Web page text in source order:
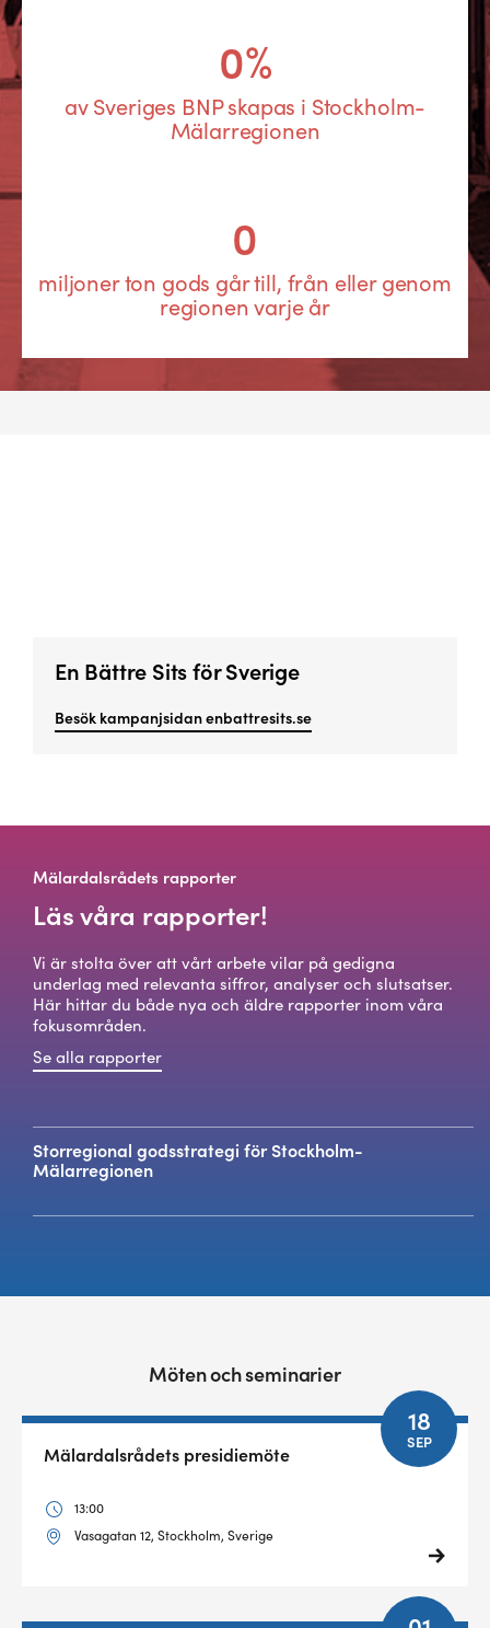
0%
av Sveriges BNP skapas i Stockholm-
Mälarregionen
0
miljoner ton gods går till, från eller genom
regionen varje år
En Bättre Sits för Sverige
Besök kampanjsidan enbattresits.se
Mälardalsrådets rapporter
Läs våra rapporter!
Vi är stolta över att vårt arbete vilar på gedigna
underlag med relevanta siffror, analyser och slutsatser.
Här hittar du både nya och äldre rapporter inom våra
fokusområden.
Se alla rapporter
Storregional godsstrategi för Stockholm-
Mälarregionen
Möten och seminarier
18
SEP
Mälardalsrådets presidiemöte
13:00
Vasagatan 12, Stockholm, Sverige